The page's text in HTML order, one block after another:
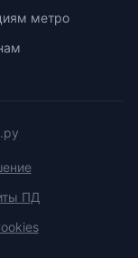
метро
ПД